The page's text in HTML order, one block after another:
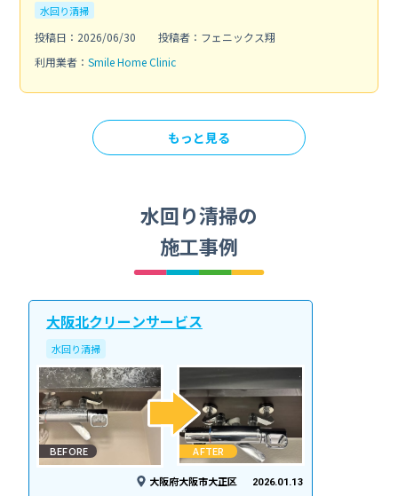
水回り清掃
投稿日：2026/06/30
投稿者：フェニックス翔
利用業者： Smile Home Clinic
もっと見る
水回り清掃の
施工事例
大阪北クリーンサービス
水回り清掃
BEFORE AFTER
大阪府大阪市大正区 2026.01.13